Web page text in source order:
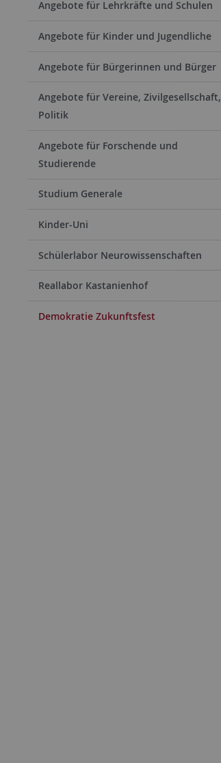
Angebote für Lehrkräfte und Schulen
Angebote für Kinder und Jugendliche
Angebote für Bürgerinnen und Bürger
Angebote für Vereine, Zivilgesellschaft,
Politik
Angebote für Forschende und
Studierende
Studium Generale
Kinder-Uni
Schülerlabor Neurowissenschaften
Reallabor Kastanienhof
Demokratie Zukunftsfest